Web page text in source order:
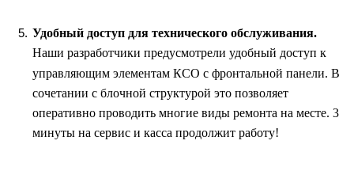
Удобный доступ для технического обслуживания.
Наши разработчики предусмотрели удобный доступ к
управляющим элементам КСО с фронтальной панели. В
сочетании с блочной структурой это позволяет
оперативно проводить многие виды ремонта на месте. 3
минуты на сервис и касса продолжит работу!